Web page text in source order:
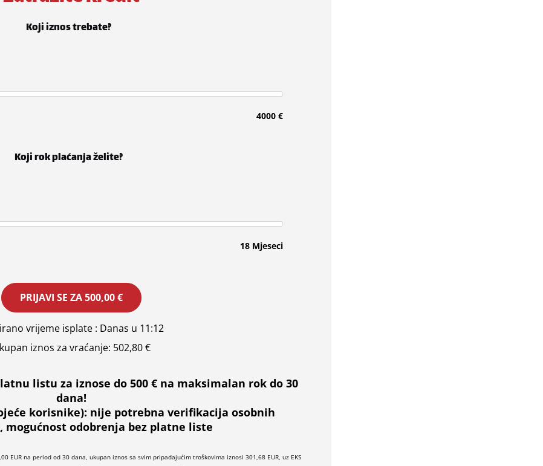
Koji iznos trebate?
4000 €
Koji rok plaćanja želite?
18 Mjeseci
PRIJAVI SE ZA500,00 €
vrijeme isplate : Danas u 11:12
iznos za vraćanje: 502,80 €
listu za iznose do 500 € na maksimalan rok do 30
dana!
korisnike): nije potrebna verifikacija osobnih
mogućnost odobrenja bez platne liste
EUR na period od 30 dana, ukupan iznos sa svim pripadajućim troškovima iznosi 301,68 EUR, uz EKS